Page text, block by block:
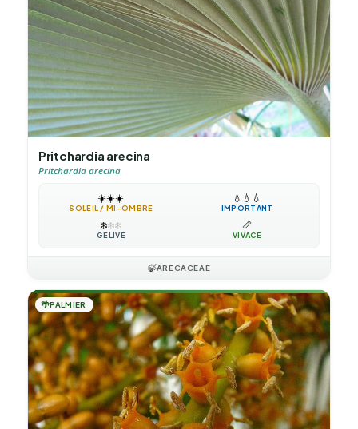
Pritchardia arecina
Pritchardia arecina
☀️☀️☀️
SOLEIL / MI-OMBRE
💧 💧 💧
IMPORTANT
❄️❄️❄️
GÉLIVE
📏
VIVACE
🍃ARECACEAE
🌴PALMIER